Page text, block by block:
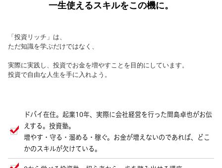
一生使えるスキルをこの機に。
「投資リッチ」は、
ただ知識を学ぶだけではなく、
実際に実践し、投資でお金を増やすことを目的にしています。
投資で自由な人生を手に入れよう。
ドバイ在住。 起業10年、実際に会社経営を行った間島卓也がお伝
えする。投資塾。
増やす・守る・溜める・稼ぐ。お金が増えないのであれば、どこ
かのスキルが欠けている。